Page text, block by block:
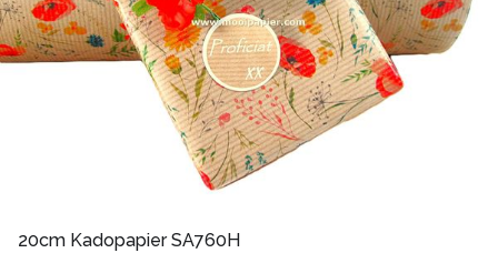
20cm Kadopapier SA760H